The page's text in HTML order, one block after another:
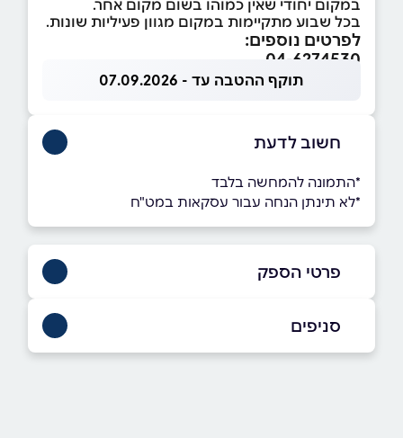
במקום יחודי שאין כמוהו בשום מקום אחר.
בכל שבוע מתקיימות במקום מגוון פעיליות שונות.
לפרטים נוספים:
04-6274530
תוקף ההטבה עד - 07.09.2026
חשוב לדעת
*התמונה להמחשה בלבד
*לא תינתן הנחה עבור עסקאות במט"ח
פרטי הספק
סניפים